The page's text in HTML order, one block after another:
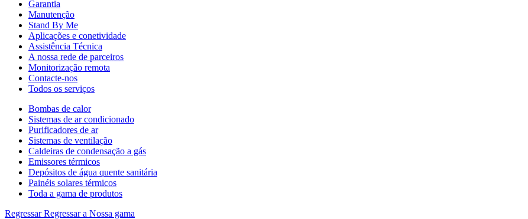
Garantia
Manutenção
Stand By Me
Aplicações e conetividade
Assistência Técnica
A nossa rede de parceiros
Monitorização remota
Contacte-nos
Todos os serviços
Bombas de calor
Sistemas de ar condicionado
Purificadores de ar
Sistemas de ventilação
Caldeiras de condensação a gás
Emissores térmicos
Depósitos de água quente sanitária
Painéis solares térmicos
Toda a gama de produtos
Regressar Regressar a Nossa gama